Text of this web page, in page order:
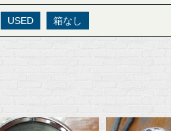
USED 箱なし